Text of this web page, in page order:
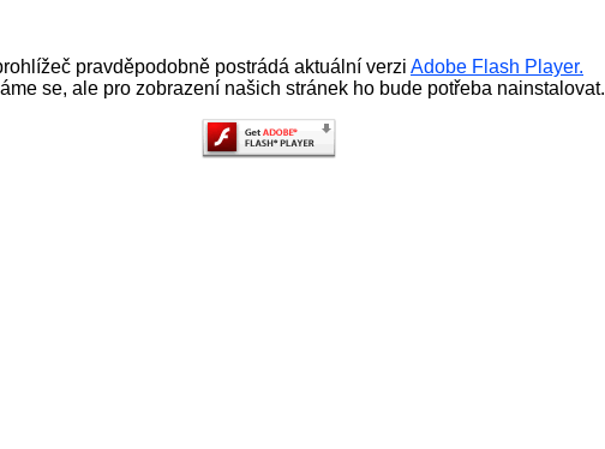
pravděpodobně postrádá aktuální verzi Adobe Flash Player.
se, ale pro zobrazení našich stránek ho bude potřeba nainstalovat.